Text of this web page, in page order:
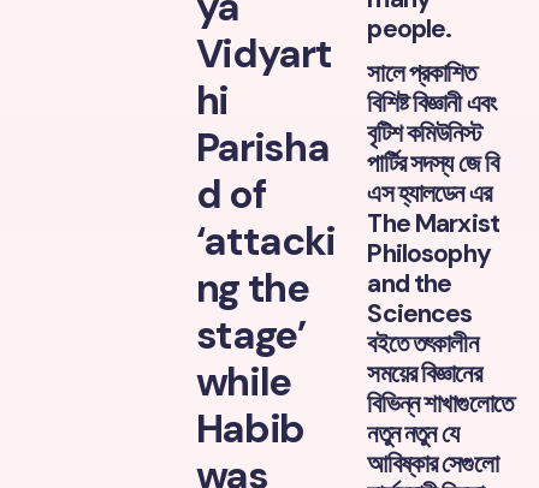
Vidyart
hi
Parisha
d of
‘attacki
ng the
stage’
while
Habib
was
people.
সালে প্রকাশিত
বিশিষ্ট বিজ্ঞানী এবং
বৃটিশ কমিউনিস্ট
পার্টির সদস্য জে বি
এস হ্যালডেন এর
The Marxist
Philosophy
and the
Sciences
বইতে তৎকালীন
সময়ের বিজ্ঞানের
বিভিন্ন শাখাগুলোতে
নতুন নতুন যে
আবিষ্কার সেগুলো